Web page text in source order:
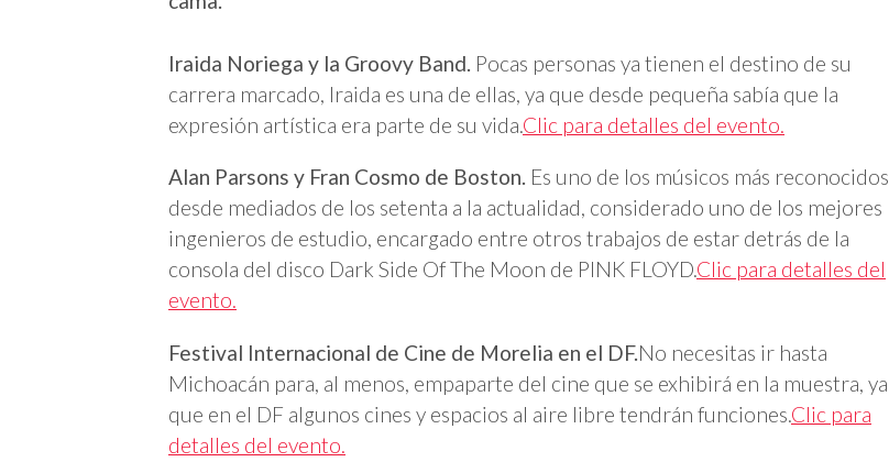
Iraida Noriega y la Groovy Band. Pocas personas ya tienen el destino de su
carrera marcado, Iraida es una de ellas, ya que desde pequeña sabía que la
expresión artística era parte de su vida.Clic para detalles del evento.
Alan Parsons y Fran Cosmo de Boston. Es uno de los músicos más reconocidos
desde mediados de los setenta a la actualidad, considerado uno de los mejores
ingenieros de estudio, encargado entre otros trabajos de estar detrás de la
consola del disco Dark Side Of The Moon de PINK FLOYD.Clic para detalles del
evento.
Festival Internacional de Cine de Morelia en el DF.No necesitas ir hasta
Michoacán para, al menos, empaparte del cine que se exhibirá en la muestra, ya
que en el DF algunos cines y espacios al aire libre tendrán funciones. Clic para
detalles del evento.